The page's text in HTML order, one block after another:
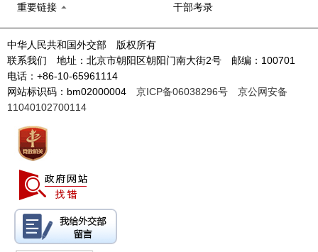
重要链接 干部考录
中华人民共和国外交部 版权所有
联系我们 地址：北京市朝阳区朝阳门南大街2号 邮编：100701
电话：+86-10-65961114
网站标识码：bm02000004 京ICP备06038296号
京公网安备
11040102700114